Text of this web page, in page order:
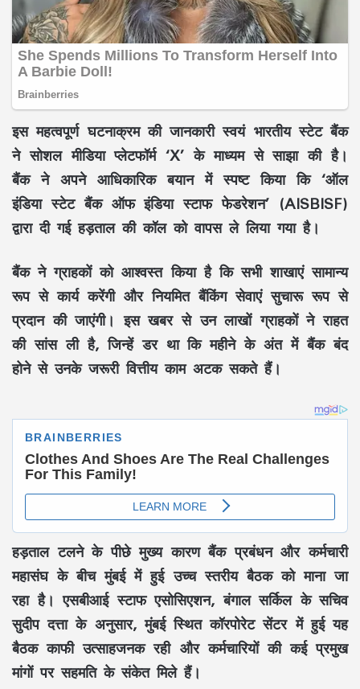
इस महत्वपूर्ण घटनाक्रम की जानकारी स्वयं भारतीय स्टेट बैंक
ने सोशल मीडिया प्लेटफॉर्म ‘X’ के माध्यम से साझा की है।
बैंक ने अपने आधिकारिक बयान में स्पष्ट किया कि ‘ऑल
इंडिया स्टेट बैंक ऑफ इंडिया स्टाफ फेडरेशन’ (AISBISF)
द्वारा दी गई हड़ताल की कॉल को वापस ले लिया गया है।
बैंक ने ग्राहकों को आश्वस्त किया है कि सभी शाखाएं सामान्य
रूप से कार्य करेंगी और नियमित बैंकिंग सेवाएं सुचारू रूप से
प्रदान की जाएंगी। इस खबर से उन लाखों ग्राहकों ने राहत
की सांस ली है, जिन्हें डर था कि महीने के अंत में बैंक बंद
होने से उनके जरूरी वित्तीय काम अटक सकते हैं।
हड़ताल टलने के पीछे मुख्य कारण बैंक प्रबंधन और कर्मचारी
महासंघ के बीच मुंबई में हुई उच्च स्तरीय बैठक को माना जा
रहा है। एसबीआई स्टाफ एसोसिएशन, बंगाल सर्किल के सचिव
सुदीप दत्ता के अनुसार, मुंबई स्थित कॉरपोरेट सेंटर में हुई यह
बैठक काफी उत्साहजनक रही और कर्मचारियों की कई प्रमुख
मांगों पर सहमति के संकेत मिले हैं।